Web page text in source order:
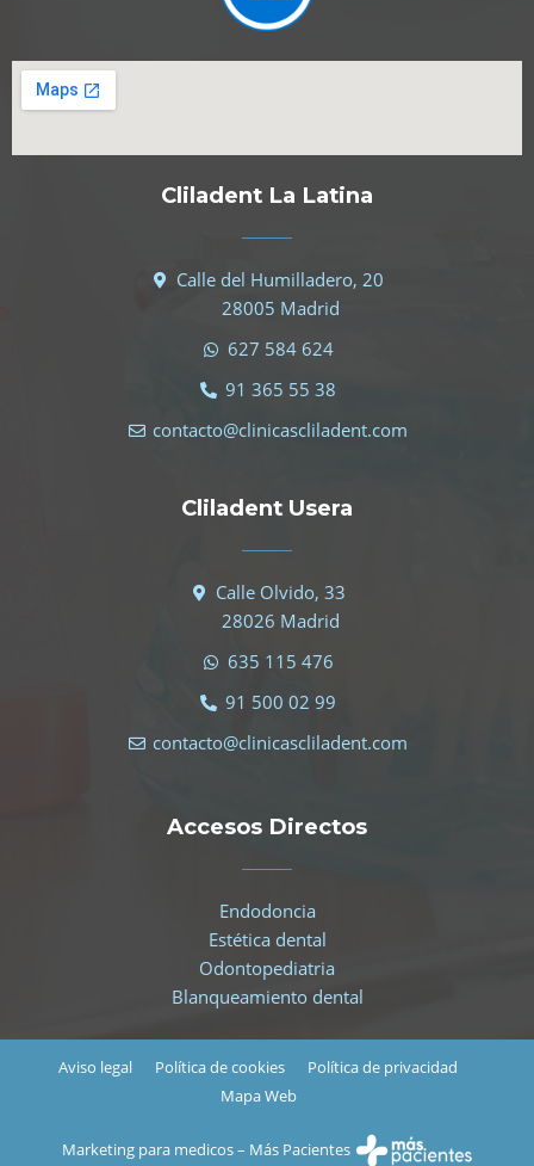
Cliladent La Latina
Calle del Humilladero, 20
28005 Madrid
627 584 624
91 365 55 38
contacto@clinicascliladent.com
Cliladent Usera
Calle Olvido, 33
28026 Madrid
635 115 476
91 500 02 99
contacto@clinicascliladent.com
Accesos Directos
Endodoncia
Estética dental
Odontopediatria
Blanqueamiento dental
Aviso legal Política de cookies
Política de privacidad
Mapa Web
Marketing para medicos – Más Pacientes